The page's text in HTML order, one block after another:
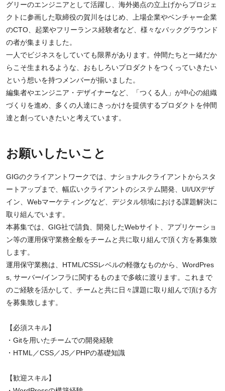
グリーのエンジニアとして活躍し、海外拠点の立上げからプロジェ
クトに参画した取締役の賀川をはじめ、上場企業やベンチャー企業
のCTO、起業やフリーランス経験者など、様々なバックグラウンド
の者が集まりました。
一人でビジネスをしていても限界があります。仲間たちと一緒だか
らこそ生まれるような、おもしろいプロダクトをつくっていきたい
という想いを持つメンバーが揃いました。
編集者やエンジニア・デザイナーなど、「つくる人」が中心の組織
づくりを進め、多くの人達にきっかけを提供するプロダクトを仲間
達と創っていきたいと考えています。
お願いしたいこと
GIGのクライアントワークでは、ナショナルクライアントからスタ
ートアップまで、幅広いクライアントのシステム開発、UI/UXデザ
イン、Webマーケティングなど、デジタル領域における課題解決に
取り組んでいます。
本募集では、GIG社で請負、開発したWebサイト、アプリケーショ
ン等の運用保守業務全般をチームと共に取り組んで頂く方を募集致
します。
運用保守業務は、HTML/CSSレベルの軽微なものから、WordPres
s, サーバー/インフラに関するものまで多岐に渡ります。これまで
のご経験を活かして、チームと共に日々課題に取り組んで頂ける方
を募集致します。
【必須スキル】
・Gitを用いたチームでの開発経験
・HTML／CSS／JS／PHPの基礎知識
【歓迎スキル】